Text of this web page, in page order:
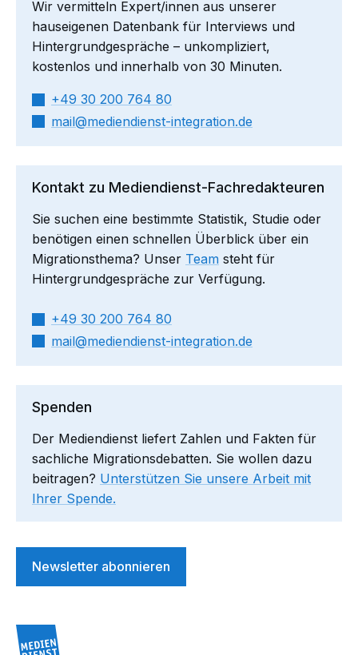
Wir vermitteln Expert/innen aus unserer
hauseigenen Datenbank für Interviews und
Hintergrundgespräche – unkompliziert,
kostenlos und innerhalb von 30 Minuten.
+49 30 200 764 80
mail​
mediendienst-integration.de
Kontakt zu Mediendienst-Fachredakteuren
Sie suchen eine bestimmte Statistik, Studie oder
benötigen einen schnellen Überblick über ein
Migrationsthema? Unser Team steht für
Hintergrundgespräche zur Verfügung.
+49 30 200 764 80
mail​
mediendienst-integration.de
Spenden
Der Mediendienst liefert Zahlen und Fakten für
sachliche Migrationsdebatten. Sie wollen dazu
beitragen? Unterstützen Sie unsere Arbeit mit
Ihrer Spende.
Newsletter abonnieren